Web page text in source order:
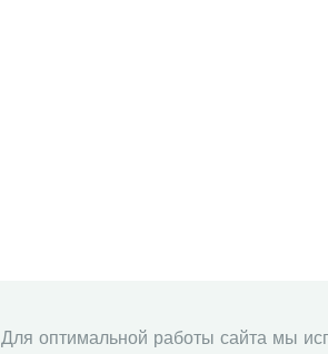
Для оптимальной работы сайта мы